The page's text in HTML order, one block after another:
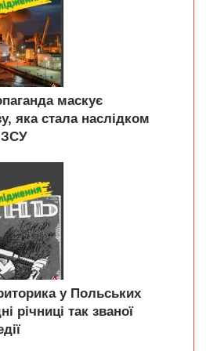
маскує
яка стала наслідком
ЗСУ
у Польських
річниці так званої